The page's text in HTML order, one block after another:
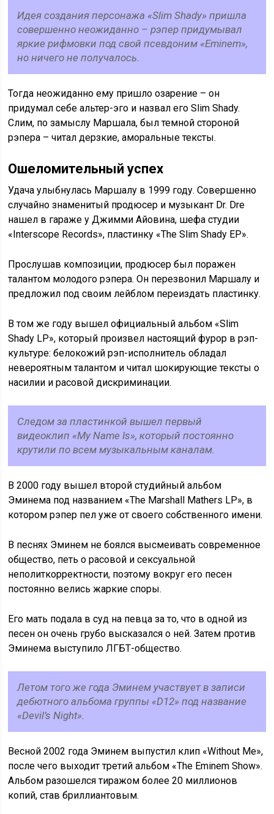
Идея создания персонажа «Slim Shady» пришла
совершенно неожиданно – рэпер придумывал
яркие рифмовки под свой псевдоним «Eminem»,
но ничего не получалось.
Тогда неожиданно ему пришло озарение – он
придумал себе альтер-эго и назвал его Slim Shady.
Слим, по замыслу Маршала, был темной стороной
рэпера – читал дерзкие, аморальные тексты.
Ошеломительный успех
Удача улыбнулась Маршалу в 1999 году. Совершенно
случайно знаменитый продюсер и музыкант Dr. Dre
нашел в гараже у Джимми Айовина, шефа студии
«Interscope Records», пластинку «The Slim Shady EP».
Прослушав композиции, продюсер был поражен
талантом молодого рэпера. Он перезвонил Маршалу и
предложил под своим лейблом переиздать пластинку.
В том же году вышел официальный альбом «Slim
Shady LP», который произвел настоящий фурор в рэп-
культуре: белокожий рэп-исполнитель обладал
невероятным талантом и читал шокирующие тексты о
насилии и расовой дискриминации.
Следом за пластинкой вышел первый
видеоклип «My Name Is», который постоянно
крутили по всем музыкальным каналам.
В 2000 году вышел второй студийный альбом
Эминема под названием «The Marshall Mathers LP», в
котором рэпер пел уже от своего собственного имени.
В песнях Эминем не боялся высмеивать современное
общество, петь о расовой и сексуальной
неполиткорректности, поэтому вокруг его песен
постоянно велись жаркие споры.
Его мать подала в суд на певца за то, что в одной из
песен он очень грубо высказался о ней. Затем против
Эминема выступило ЛГБТ-общество.
Летом того же года Эминем участвует в записи
дебютного альбома группы «D12» под название
«Devil’s Night».
Весной 2002 года Эминем выпустил клип «Without Me»,
после чего выходит третий альбом «The Eminem Show».
Альбом разошелся тиражом более 20 миллионов
копий, став бриллиантовым.